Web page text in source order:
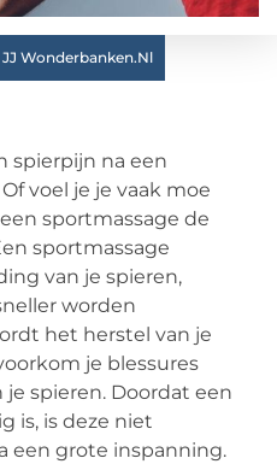
Wonderbanken.nl
spierpijn na een
voel je je vaak moe
sportmassage de
sportmassage
van je spieren,
worden
het herstel van je
je blessures
spieren. Doordat een
is, is deze niet
een grote inspanning.